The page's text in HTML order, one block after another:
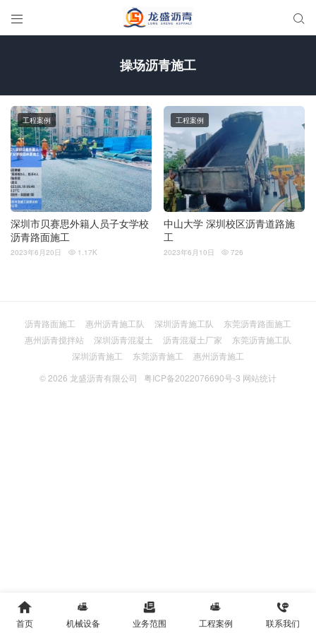
 
操场沥青施工
深圳市贝赛思外籍人员子女学校
沥青路面施工
工程案例
2023年6月20日  1.17K
中山大学 深圳校区沥青道路施
工
工程案例
2023年6月10日  726
沥青路面施工 惠州沥青施工队 深圳沥青施工队
东莞沥青路面施工
惠州沥青搅拌站
深圳沥青混凝土 沥青混凝土厂家
东莞沥青施工队
深圳沥青施工
东莞沥青施工
惠州沥青施工
© 2026 龙盛沥青有限公司 粤ICP备2022076690号-3 网站统计

首页

机械设备

业务范围

工程案例

联系我们